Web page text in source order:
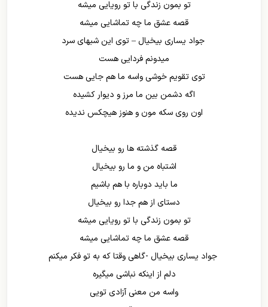
تو بمون زندگی با تو رویایی میشه
قصه عشق ما چه تماشایی میشه
جواد یساری بیخیال – توی این شبهای سرد
میدونم فردایی هست
توی تقویم خوشی واسه ما هم جایی هست
اگه دشمن بین ما مرز و دیوار کشیده
اون روی سکه مون و هنوز هیچکس ندیده
قصه گذشته ها رو بیخیال
اشتباه من و ما رو بیخیال
ما باید دوباره با هم باشیم
دستای از هم جدا رو بیخیال
تو بمون زندگی با تو رویایی میشه
قصه عشق ما چه تماشایی میشه
جواد یساری بیخیال -گاهی وقتا که به تو فکر میکنم
دلم از اینکه نباشی میگیره
واسه من معنی آزادی تویی